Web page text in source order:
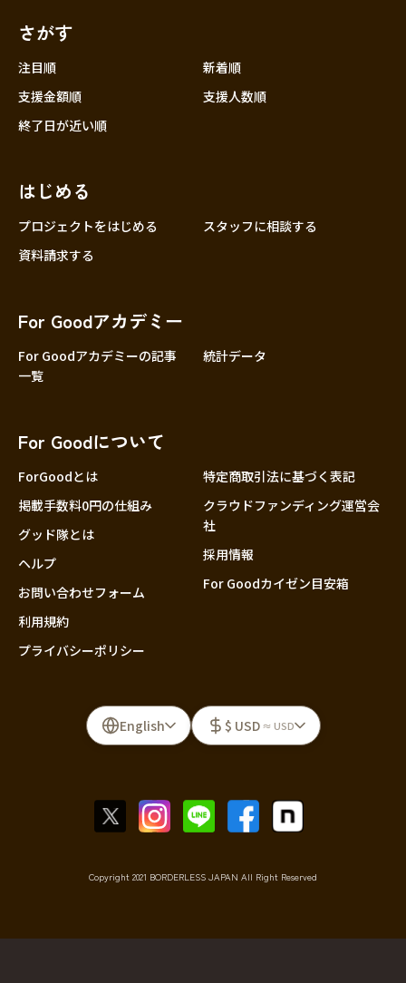
さがす
注目順
新着順
支援金額順
支援人数順
終了日が近い順
はじめる
プロジェクトをはじめる
スタッフに相談する
資料請求する
For Goodアカデミー
For Goodアカデミーの記事
一覧
統計データ
For Goodについて
ForGoodとは
掲載手数料0円の仕組み
グッド隊とは
ヘルプ
お問い合わせフォーム
利用規約
プライバシーポリシー
特定商取引法に基づく表記
クラウドファンディング運営会
社
採用情報
For Goodカイゼン目安箱
English $ USD ≈ USD
Copyright 2021 BORDERLESS JAPAN All Right Reserved